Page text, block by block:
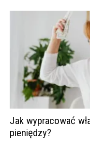
Jak wypracować
pieniędzy?